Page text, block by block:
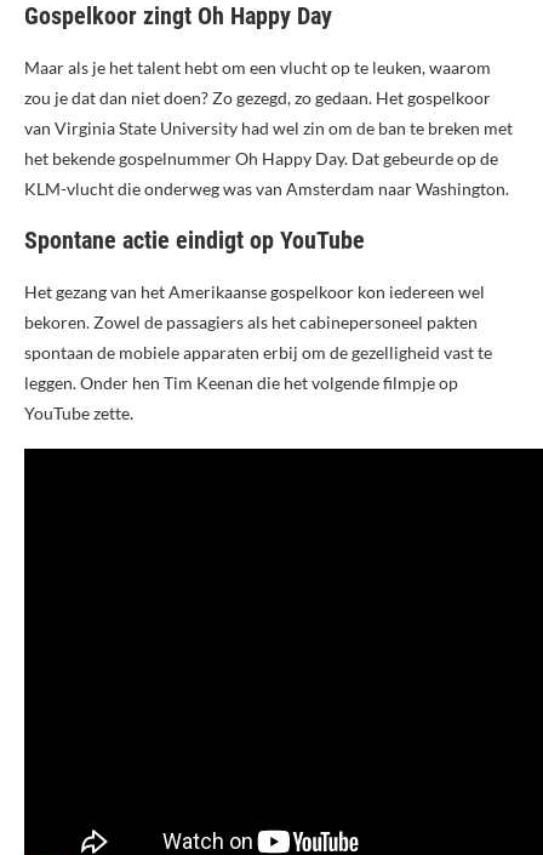
Gospelkoor zingt Oh Happy Day
Maar als je het talent hebt om een vlucht op te leuken, waarom
zou je dat dan niet doen? Zo gezegd, zo gedaan. Het gospelkoor
van Virginia State University had wel zin om de ban te breken met
het bekende gospelnummer Oh Happy Day. Dat gebeurde op de
KLM-vlucht die onderweg was van Amsterdam naar Washington.
Spontane actie eindigt op YouTube
Het gezang van het Amerikaanse gospelkoor kon iedereen wel
bekoren. Zowel de passagiers als het cabinepersoneel pakten
spontaan de mobiele apparaten erbij om de gezelligheid vast te
leggen. Onder hen Tim Keenan die het volgende filmpje op
YouTube zette.